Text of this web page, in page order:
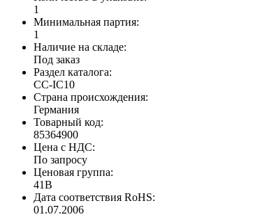
1
Минимальная партия:
1
Наличие на складе:
Под заказ
Раздел каталога:
CC-IC10
Страна происхождения:
Германия
Товарный код:
85364900
Цена с НДС:
По запросу
Ценовая группа:
41B
Дата соответствия RoHS:
01.07.2006